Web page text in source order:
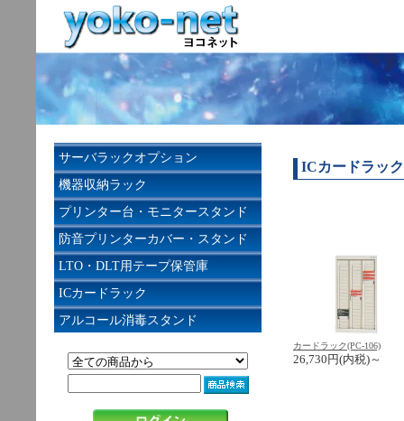
サーバラックオプション
機器収納ラック
プリンター台・モニタースタンド
防音プリンターカバー・スタンド
LTO・DLT用テープ保管庫
ICカードラック
アルコール消毒スタンド
ICカードラック
カードラック(PC-106)
26,730円(内税)～